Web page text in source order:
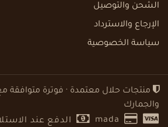
الشحن والتوصيل
الإرجاع والاسترداد
سياسة الخصوصية
منتجات حلال معتمدة · فوترة متوافقة
والجمارك
mada
الدفع عند